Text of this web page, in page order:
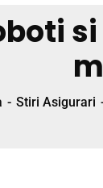
Stiri Asigurari